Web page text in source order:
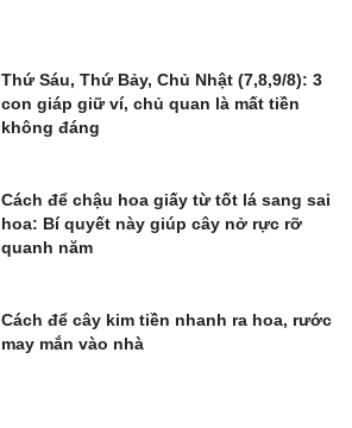
Thứ Sáu, Thứ Bảy, Chủ Nhật (7,8,9/8): 3
con giáp giữ ví, chủ quan là mất tiền
không đáng
Cách để chậu hoa giấy từ tốt lá sang sai
hoa: Bí quyết này giúp cây nở rực rỡ
quanh năm
Cách để cây kim tiền nhanh ra hoa, rước
may mắn vào nhà